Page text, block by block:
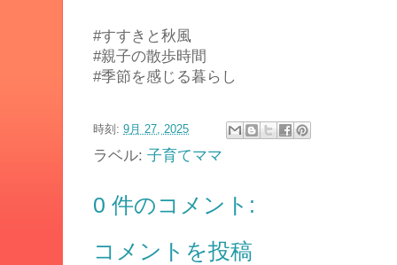
#すすきと秋風
#親子の散歩時間
#季節を感じる暮らし
時刻: 9月 27, 2025
ラベル: 子育てママ
0 件のコメント:
コメントを投稿